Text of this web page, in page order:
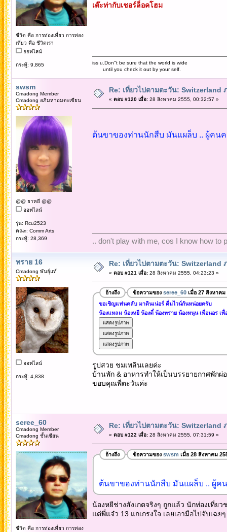
ชีวิต คือ การท่องเที่ยว การท่อง
เที่ยว คือ ชีวิตเรา
ออฟไลน์
กระทู้: 9,865
เต๊ะท่ากับเชอร์ล็อคโฮม
iss u.Don"t be sure that the world is wide
until you check it out by your self.
swsm
Cmadong Member
Cmadong อภิมหาอมตะเซียน
@@ ยาหยี @@
ออฟไลน์
รุ่น: Rcu2523
คณะ: Comm Arts
กระทู้: 28,369
Re: เที่ยวไปตามตะวัน: Switzerland
« ตอบ #120 เมื่อ:28 สิงหาคม 2555, 00:32:57 »
ต้นขาของท่านนักสืบ มันแผล็บ .. ผู้คน
.. don't play with me, cos I know how to
ทราย 16
Cmadong พันธุ์แท้
ออฟไลน์
กระทู้: 4,838
Re: เที่ยวไปตามตะวัน: Switzerland
« ตอบ #121 เมื่อ:28 สิงหาคม 2555, 04:23:23 »
อ้างถึง ข้อความของ seree_60เมื่อ 27 สิงหาคม
ขอเชิญแฟนคลับ มาดินเน่อร์ ดื่มไวน์กันหน่อยครับ
น้องแหลม น้องหยี น้องตี๋ น้องทราย น้องหนุน เพื่อนอร เ
รูปสวย ชมเพลินเลยค่ะ
บ้านพัก & อาหารทำให้เป็นบรรยายกาศพักผ่
ขอบคุณพี่ตะวันค่ะ
seree_60
Cmadong Member
Cmadong ชั้นเซียน
ชีวิต คือ การท่องเที่ยว การท่อง
Re: เที่ยวไปตามตะวัน: Switzerland
« ตอบ #122 เมื่อ:28 สิงหาคม 2555, 07:31:59 »
อ้างถึง ข้อความของ swsm เมื่อ 28 สิงหาคม
ต้นขาของท่านนักสืบ มันแผล็บ .. ผู้
น้องหยีช่างสังเกตจริงๆ ถูกแล้ว นักท่องเที่ย
แต่พี่แจ๋ว 13 แกเกรงใจ เลยเอามือไปจับเฉยๆ